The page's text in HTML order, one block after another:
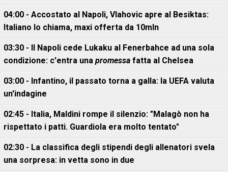
04:00 - Accostato al Napoli, Vlahovic apre al Besiktas:
Italiano lo chiama, maxi offerta da 10mln
03:30 - Il Napoli cede Lukaku al Fenerbahce ad una sola
condizione: c'entra una promessa fatta al Chelsea
03:00 - Infantino, il passato torna a galla: la UEFA valuta
un'indagine
02:45 - Italia, Maldini rompe il silenzio: "Malagò non ha
rispettato i patti. Guardiola era molto tentato"
02:30 - La classifica degli stipendi degli allenatori svela
una sorpresa: in vetta sono in due